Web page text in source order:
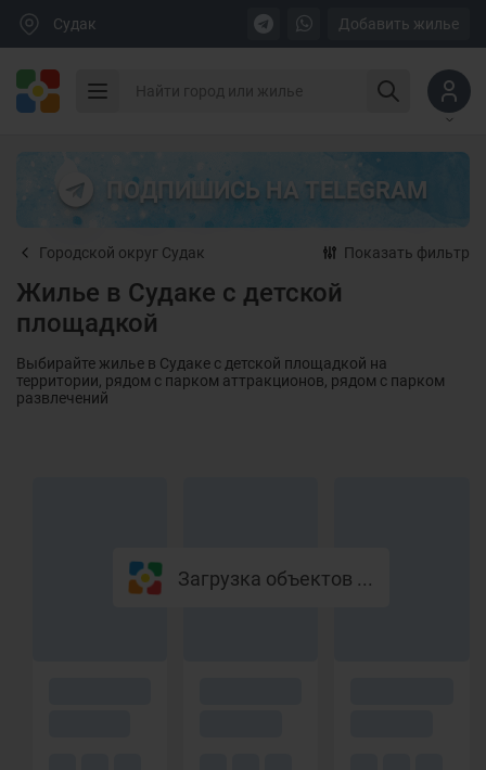
Судак Добавить жилье
ПОДПИШИСЬ НА TELEGRAM
Городской округ Судак Показать фильтр
Жилье в Судаке с детской
площадкой
Выбирайте жилье в Судаке с детской площадкой на
территории, рядом с парком аттракционов, рядом с парком
развлечений
Загрузка объектов ...